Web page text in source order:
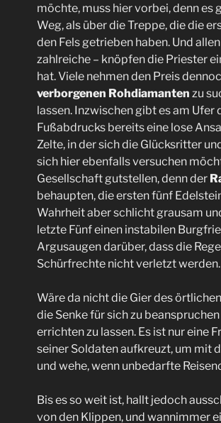
möchte, muss hier vorbei, denn
Weg, als über die Treppe, die die
den Fels getrieben haben. Und
zahlreiche – knöpfen die Priester
hat. Viele nehmen den Preis
verborgenen Rohdiamanten zu
lassen. Inzwischen gibt es am
Fußabdrucks bereits eine lose
Zelte, in der sich die Glücksritter
sich hier ebenfalls versuchen
Gesellschaft gutstellen, denn der
behaupten, die ersten fünf
Wahrheit aber schlicht grausam
letzte Fünf einen instabilen
Argusaugen darüber, dass die
Schürfrechte nicht verletzt werden.
Wäre da nicht die Gier des örtlichen
die Senke für sich zu
errichten zu lassen. Es ist nur eine
seiner Soldaten aufkreuzt, um mit
und wehe, wenn unbedarfte
Bis es so weit ist, hallt jedoch
von den Klippen, und wannimmer